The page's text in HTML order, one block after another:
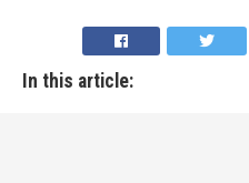
In this article: